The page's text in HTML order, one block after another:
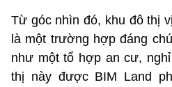
Từ góc nhìn đó, khu đô thị
là một trường hợp đáng
như một tổ hợp an cư,
thị này được BIM Land